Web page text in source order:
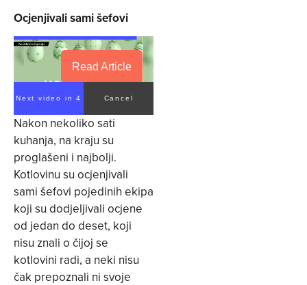
Ocjenjivali sami šefovi
Read Article
Next video in 4 Cancel
Nakon nekoliko sati
kuhanja, na kraju su
proglašeni i najbolji.
Kotlovinu su ocjenjivali
sami šefovi pojedinih ekipa
koji su dodjeljivali ocjene
od jedan do deset, koji
nisu znali o čijoj se
kotlovini radi, a neki nisu
čak prepoznali ni svoje